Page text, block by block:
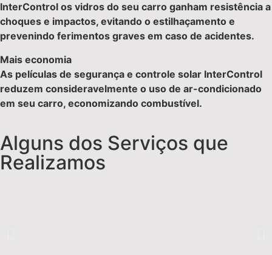
InterControl os vidros do seu carro ganham resistência a
choques e impactos, evitando o estilhaçamento e
prevenindo ferimentos graves em caso de acidentes.
Mais economia
As películas de segurança e controle solar InterControl
reduzem consideravelmente o uso de ar-condicionado
em seu carro, economizando combustível.
Alguns dos Serviços que
Realizamos